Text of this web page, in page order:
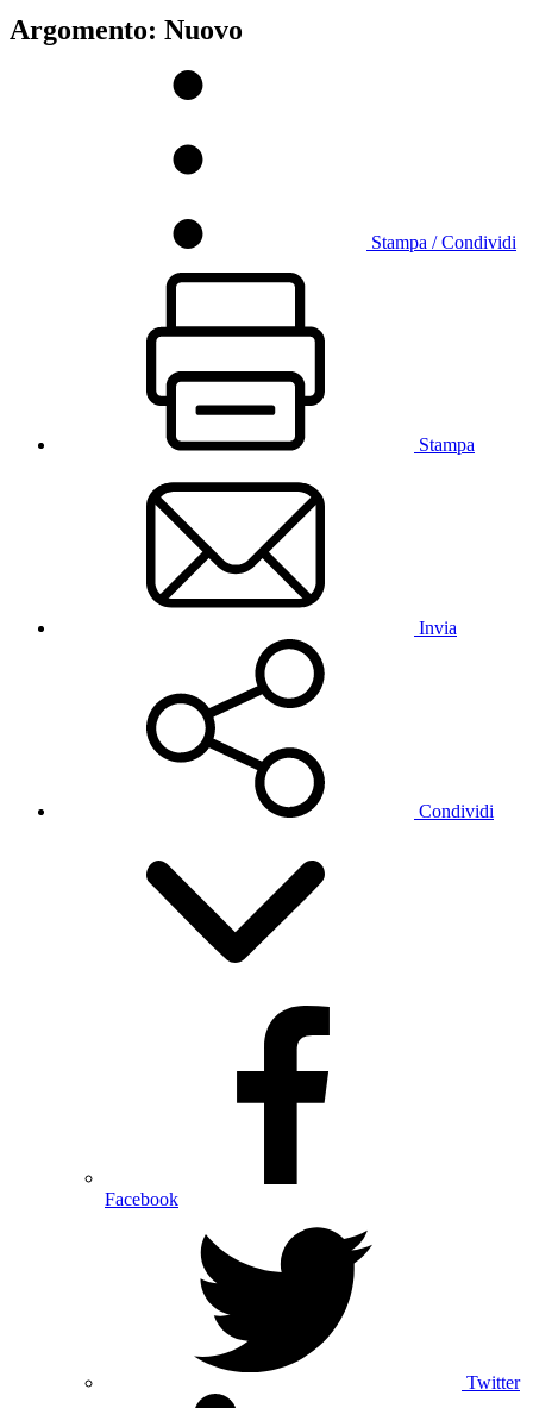
Argomento: Nuovo
Stampa / Condividi
Stampa
Invia
Condividi
Facebook
Twitter